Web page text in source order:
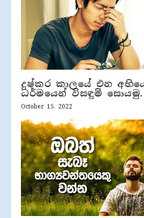
දුෂ්කර කාලයේ එන
ධර්මයෙන් විසඳුම් සොයමු.
October 15, 2022